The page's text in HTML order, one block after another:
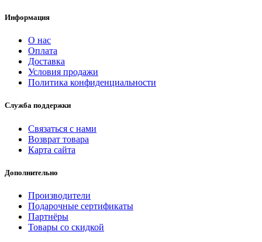
Информация
О нас
Оплата
Доставка
Условия продажи
Политика конфиденциальности
Служба поддержки
Связаться с нами
Возврат товара
Карта сайта
Дополнительно
Производители
Подарочные сертификаты
Партнёры
Товары со скидкой